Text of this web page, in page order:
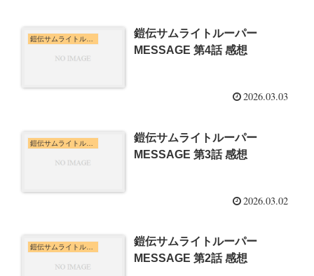
鎧伝サムライトルーパー MESSAGE
鎧伝サムライトルーパー
MESSAGE 第4話 感想
2026.03.03
鎧伝サムライトルーパー MESSAGE
鎧伝サムライトルーパー
MESSAGE 第3話 感想
2026.03.02
鎧伝サムライトルーパー MESSAGE
鎧伝サムライトルーパー
MESSAGE 第2話 感想